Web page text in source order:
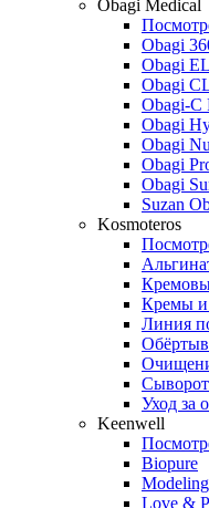
Obagi Medical
Obagi
Obagi
Obagi
Obagi-C
Obagi
Obagi
Obagi
Obagi
Suzan
Kosmoteros
Кремы и
Линия
Уход за
Keenwell
Biopure
Love &